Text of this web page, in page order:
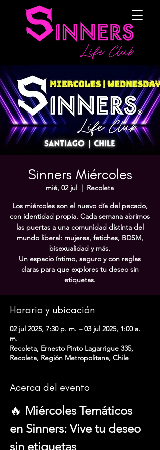
Sinners Miércoles
mié, 02 jul
  |
Recoleta
Los miércoles son el nuevo día del pecado,
con identidad propia. Cada semana abrimos
las puertas a una comunidad distinta del
mundo liberal: mujeres, fetiches, BDSM,
bisexualidad y más.
Un espacio íntimo, seguro y con reglas
claras para que explores tu deseo sin
etiquetas.
Horario y ubicación
02 jul 2025, 7:30 p. m. – 03 jul 2025, 1:00 a.
m.
Recoleta, Ernesto Pinto Lagarrigue 335,
Recoleta, Región Metropolitana, Chile
Acerca del evento
🔥 Miércoles Temáticos
en Sinners: Vive tu deseo
sin etiquetas